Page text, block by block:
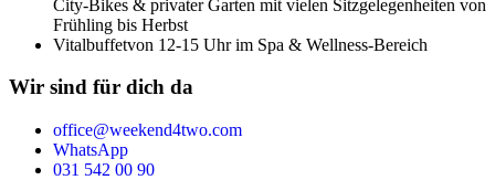
City-Bikes & privater Garten mit vielen Sitzgelegenheiten von
Frühling bis Herbst
Vitalbuffetvon 12-15 Uhr im Spa & Wellness-Bereich
Wir sind für dich da
office@weekend4two.com
WhatsApp
031 542 00 90